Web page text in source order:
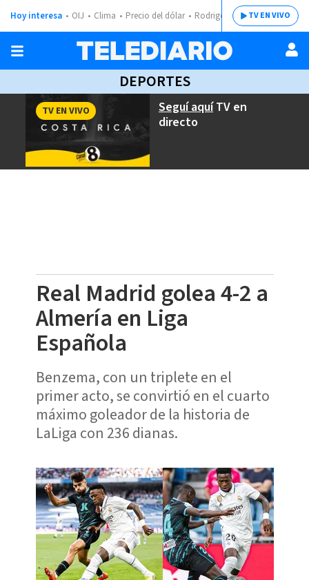
Hoy interesa OIJ Clima Precio del dólar Rodrigo ChavesTV EN VIVO
DEPORTES
Seguí aquíTV en
directo
TV EN VIVO
Real Madrid golea 4-2 a
Almería en Liga
Española
Benzema, con un triplete en el
primer acto, se convirtió en el cuarto
máximo goleador de la historia de
LaLiga con 236 dianas.